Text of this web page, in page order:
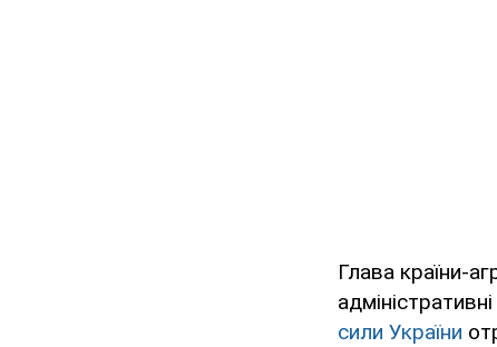
Глава країни-
сили України